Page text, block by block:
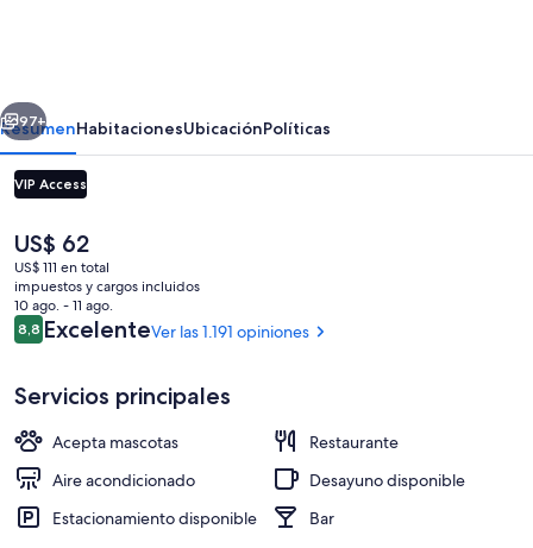
Siguiente
97+
ResumenHabitacionesUbicaciónPolíticas
VIP Access
El
precio
actual
es
de
US$ 62
US$ 62
US$ 111 en total
impuestos y cargos incluidos
10 ago. - 11 ago.
Opiniones
8,88,8 de 10
ExcelenteVer las 1.191 opiniones
Servicios principales
Acepta mascotas
Restaurante
Aire acondicionado
Desayuno disponible
Estacionamiento disponible
Bar